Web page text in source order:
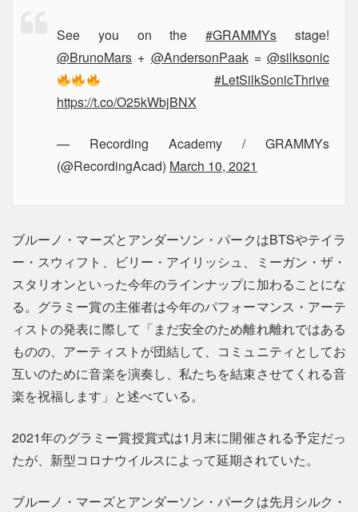
See you on the#GRAMMYs stage!
@BrunoMars + @AndersonPaak= @silksonic
#LetSilkSonicThrive
https://t.co/O25kWbjBNX
— Recording Academy / GRAMMYs
(@RecordingAcad) March 10, 2021
ブルーノ・マーズとアンダーソン・パークはBTSやテイラ
ー・スウィフト、ビリー・アイリッシュ、ミーガン・ザ・
スタリオンといった今年のラインナップに加わることにな
る。グラミー賞の主催者は今年のパフォーマンス・アーテ
ィストの発表に際して「まだ安全のため離れ離れではある
ものの、アーティストが団結して、コミュニティとしてお
互いのために音楽を演奏し、私たちを結束させてくれる音
楽を祝福します」と述べている。
2021年のグラミー賞授賞式は1月末に開催される予定だっ
たが、新型コロナウイルスによって延期されていた。
ブルーノ・マーズとアンダーソン・パークは先月シルク・